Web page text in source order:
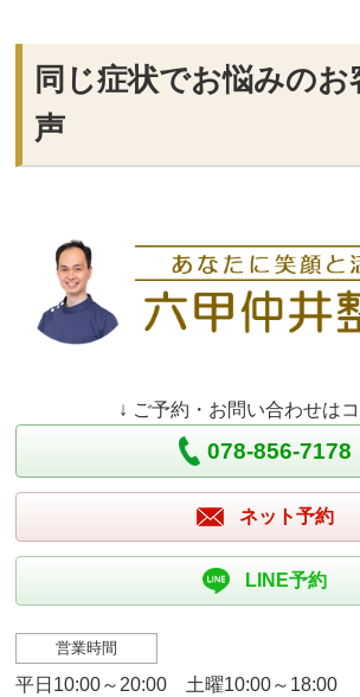
同じ症状でお悩みのお
声
↓ ご予約・お問い合わせは
078-856-7178
ネット予約
LINE予約
営業時間
平日10:00～20:00 土曜10:00～18:00